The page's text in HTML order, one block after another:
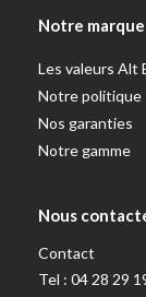
Notre marque
Les valeurs Alt
Notre politique
Nos garanties
Notre gamme
Nous
Contact
Tel : 04 28 29